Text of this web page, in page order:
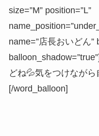
size=”M” position=”L”
name=”店長おいどん”
どね💦気をつけなが
[/word_balloon]